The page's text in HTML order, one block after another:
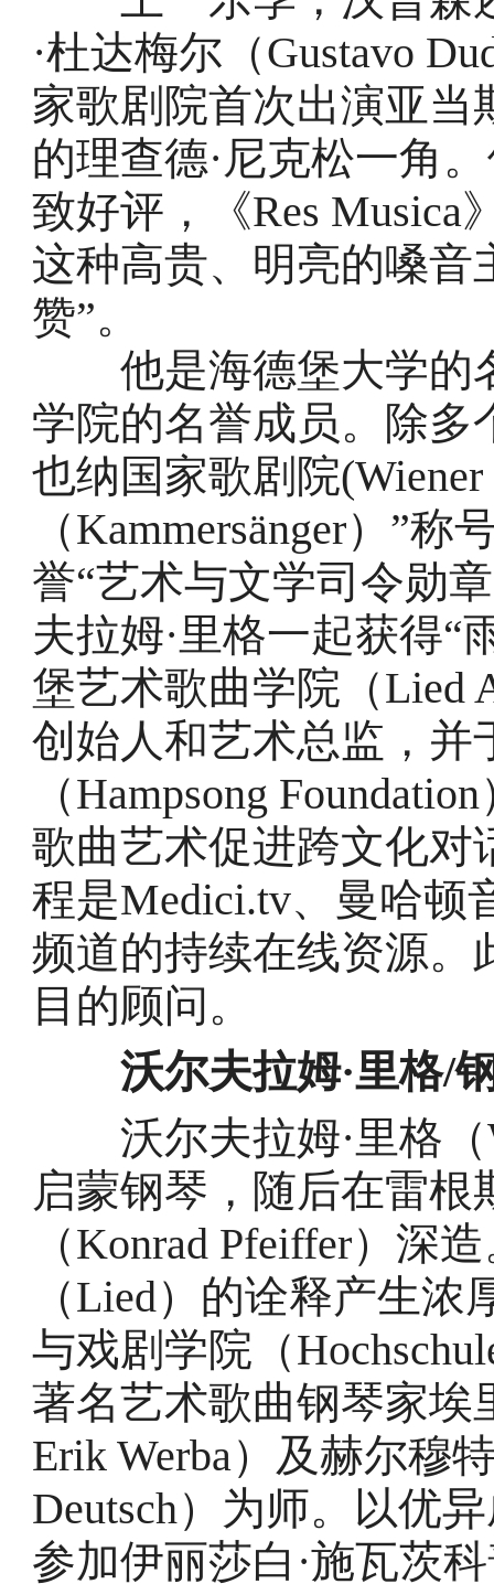
·杜达梅尔（Gustavo
家歌剧院首次出演亚
的理查德·尼克松一角
致好评，《Res Musica
这种高贵、明亮的嗓音
赞”。
他是海德堡大学的
学院的名誉成员。除多
也纳国家歌剧院(Wiener
（Kammersänger）”
誉“艺术与文学司令勋
夫拉姆·里格一起获得“
堡艺术歌曲学院（Lied
创始人和艺术总监，并
（Hampsong
歌曲艺术促进跨文化对
程是Medici.tv、曼哈顿
频道的持续在线资源。
目的顾问。
沃尔夫拉姆·里格/
沃尔夫拉姆·里格（
启蒙钢琴，随后在雷根
（Konrad Pfeiffer）深
（Lied）的诠释产生
与戏剧学院（
著名艺术歌曲钢琴家埃
Erik Werba）及赫尔穆
Deutsch）为师。以优
参加伊丽莎白·施瓦茨